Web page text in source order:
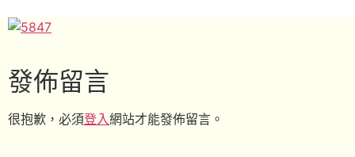
發佈留言
很抱歉，必須登入網站才能發佈留言。